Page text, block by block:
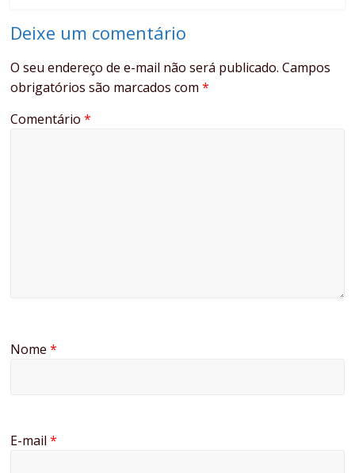
Deixe um comentário
O seu endereço de e-mail não será publicado. Campos
obrigatórios são marcados com*
Comentário*
Nome*
E-mail*